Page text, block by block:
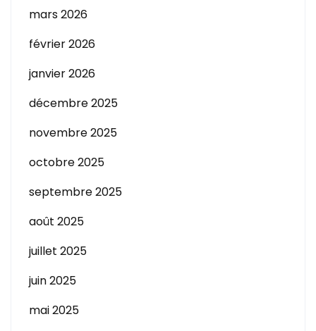
mars 2026
février 2026
janvier 2026
décembre 2025
novembre 2025
octobre 2025
septembre 2025
août 2025
juillet 2025
juin 2025
mai 2025